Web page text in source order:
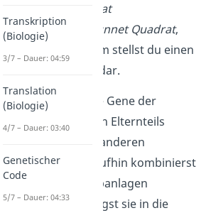
Kombinationsquadrat
beziehungsweise
Punnet Quadrat,
sehr nützlich. Mit ihm stellst du einen
Erbgang graphisch dar.
Hierfür trägst du die Gene der
Keimzellendes einen Elternteils
waagrecht und des anderen
senkrecht auf. Daraufhin kombinierst
du die jeweiligen Erbanlagen
miteinander und trägst sie in die
Transkription
(Biologie)
3/7 – Dauer: 04:59
Translation
(Biologie)
4/7 – Dauer: 03:40
Genetischer
Code
5/7 – Dauer: 04:33